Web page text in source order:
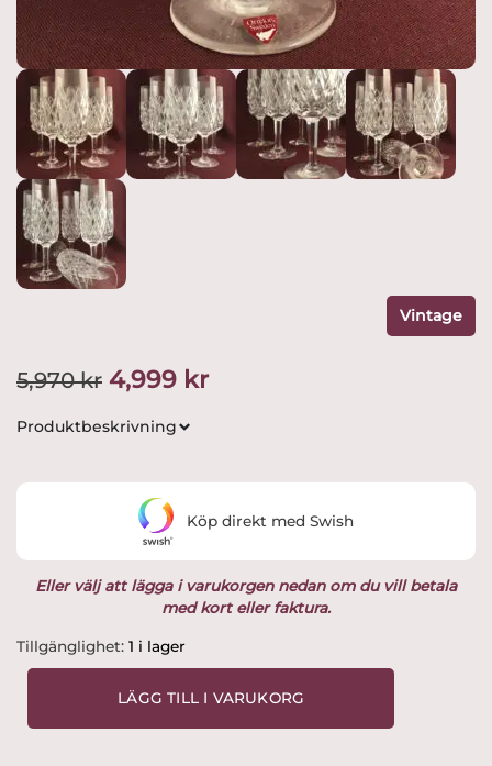
Vintage
5,970kr Det
ursprungliga
var:
5,970 kr.
4,999 krDet
4,999 kr.
Produktbeskrivning
Eller välj att lägga i varukorgen nedan om du vill betala
med kort eller faktura.
Tillgänglighet: 1 i lager
Orrefors
LÄGG TILL I VARUKORG
Köp direkt med Swish